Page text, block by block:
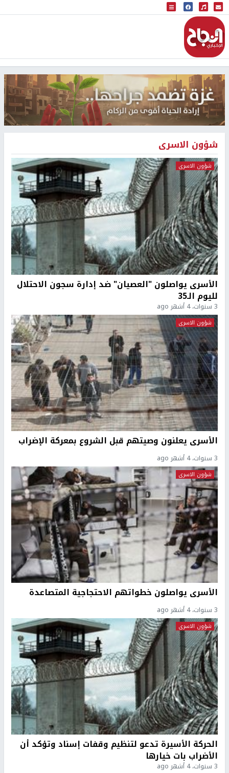
البث المباشر
إذاعة النجاح
شؤون الاسرى
شؤون الاسرى
الأسرى يواصلون "العصيان" ضد إدارة سجون الاحتلال
لليوم الـ35
3 سنوات، 4 أشهر ago
شؤون الاسرى
الأسرى يعلنون وصيتهم قبل الشروع بمعركة الإضراب
3 سنوات، 4 أشهر ago
شؤون الاسرى
الأسرى يواصلون خطواتهم الاحتجاجية المتصاعدة
3 سنوات، 4 أشهر ago
شؤون الاسرى
الحركة الأسيرة تدعو لتنظيم وقفات إسناد وتؤكد أن
الأضراب بات خيارها
3 سنوات، 4 أشهر ago